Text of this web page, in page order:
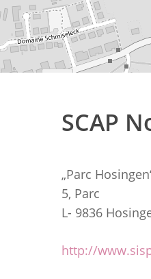
SCAP
„Parc
5, Parc
L- 9836
http://